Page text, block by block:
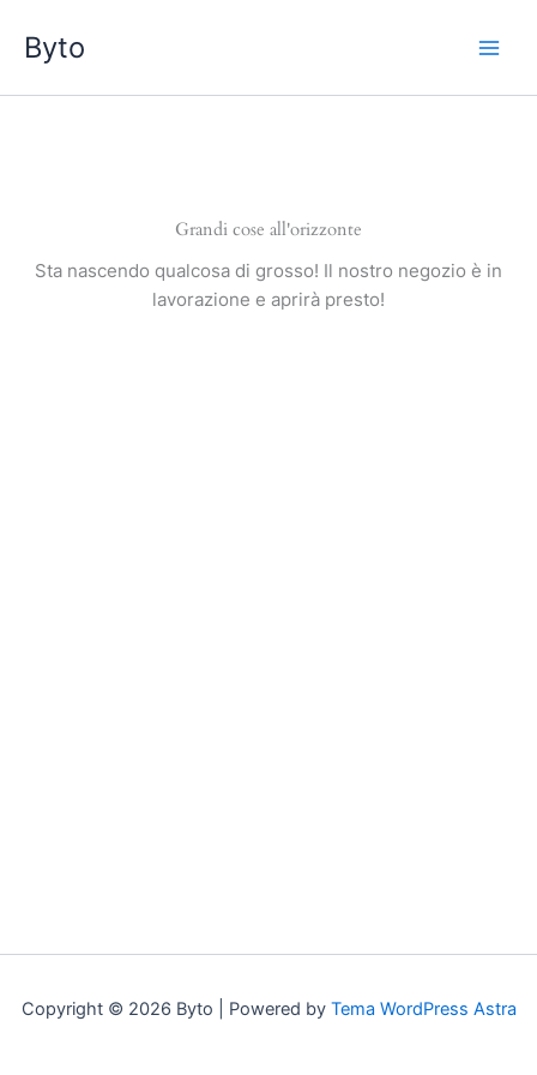
contenuto
Byto
Grandi cose all'orizzonte
Sta nascendo qualcosa di grosso! Il nostro negozio è in
lavorazione e aprirà presto!
Copyright © 2026 Byto | Powered by Tema WordPress Astra